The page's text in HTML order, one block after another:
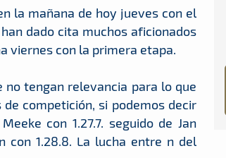
la mañana de hoy jueves con el
dado cita muchos aficionados
viernes con la primera etapa.
tengan relevancia para lo que
competición, si podemos decir
con 1.27.7. seguido de Jan
con 1.28.8. La lucha entre n del